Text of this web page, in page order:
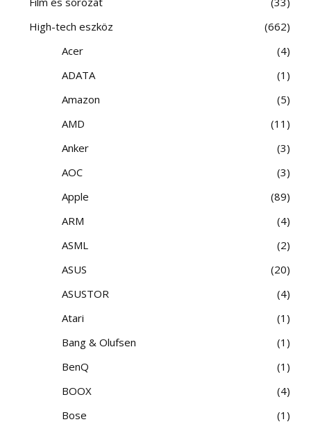
High-tech eszköz
662
Acer
4
ADATA
1
Amazon
5
AMD
11
Anker
3
AOC
3
Apple
89
ARM
4
ASML
2
ASUS
20
ASUSTOR
4
Atari
1
Bang & Olufsen
1
BenQ
1
BOOX
4
Bose
1